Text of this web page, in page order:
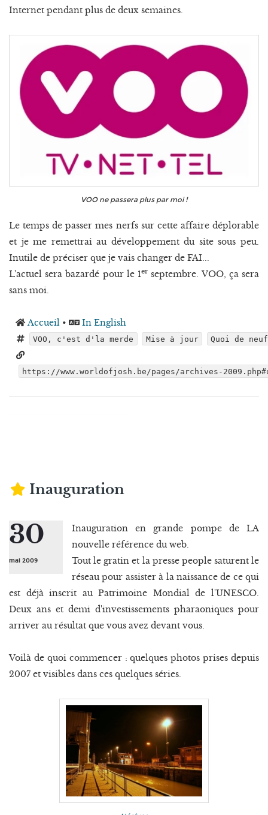
Internet pendant plus de deux semaines.
VOO ne passera plus par moi !
Le temps de passer mes nerfs sur cette affaire déplorable
et je me remettrai au développement du site sous peu.
Inutile de préciser que je vais changer de FAI...
L'actuel sera bazardé pour le 1er septembre. VOO, ça sera
sans moi.
Accueil • In English
VOO, c'est d'la merde Mise à jour Quoi de
https://www.worldofjosh.be/pages/archives-
Inauguration
30
mai 2009
Inauguration en grande pompe de LA
nouvelle référence du web.
Tout le gratin et la presse people saturent le
réseau pour assister à la naissance de ce qui
est déjà inscrit au Patrimoine Mondial de l'UNESCO.
Deux ans et demi d'investissements pharaoniques pour
arriver au résultat que vous avez devant vous.
Voilà de quoi commencer : quelques photos prises depuis
2007 et visibles dans ces quelques séries.